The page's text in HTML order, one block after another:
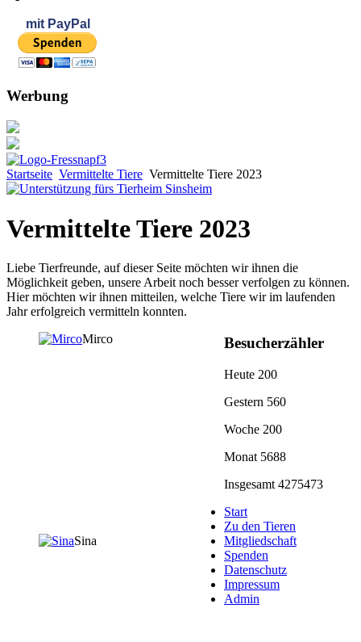
mit PayPal
Werbung
Startseite Vermittelte Tiere Vermittelte Tiere 2023
Vermittelte Tiere 2023
Liebe Tierfreunde, auf dieser Seite möchten wir ihnen die
Möglichkeit geben, unsere Arbeit noch besser verfolgen zu können.
Hier möchten wir ihnen mitteilen, welche Tiere wir im laufenden
Jahr erfolgreich vermitteln konnten.
Mirco
Sina
Besucherzähler
Heute 200
Gestern 560
Woche 200
Monat 5688
Insgesamt 4275473
Start
Zu den Tieren
Mitgliedschaft
Spenden
Datenschutz
Impressum
Admin